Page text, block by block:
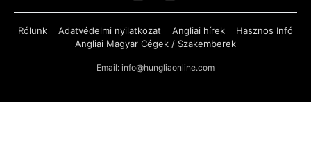
Rólunk Adatvédelmi nyilatkozat Angliai hírek
Hasznos Infó
Angliai Magyar Cégek / Szakemberek
Email: info@hungliaonline.com